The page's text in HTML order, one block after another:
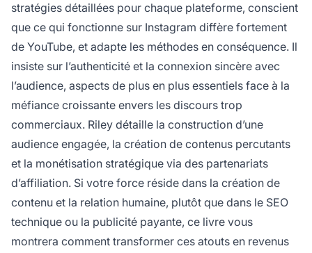
stratégies détaillées pour chaque plateforme, conscient
que ce qui fonctionne sur Instagram diffère fortement
de YouTube, et adapte les méthodes en conséquence. Il
insiste sur l’authenticité et la connexion sincère avec
l’audience, aspects de plus en plus essentiels face à la
méfiance croissante envers les discours trop
commerciaux. Riley détaille la construction d’une
audience engagée, la création de contenus percutants
et la monétisation stratégique via des partenariats
d’affiliation. Si votre force réside dans la création de
contenu et la relation humaine, plutôt que dans le SEO
technique ou la publicité payante, ce livre vous
montrera comment transformer ces atouts en revenus